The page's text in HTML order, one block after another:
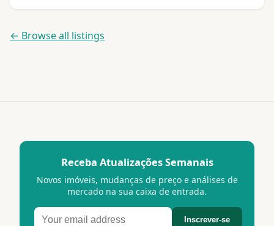
← Browse all listings
Receba Atualizações Semanais
Novos imóveis, mudanças de preço e análises de
mercado na sua caixa de entrada.
Inscrever-se